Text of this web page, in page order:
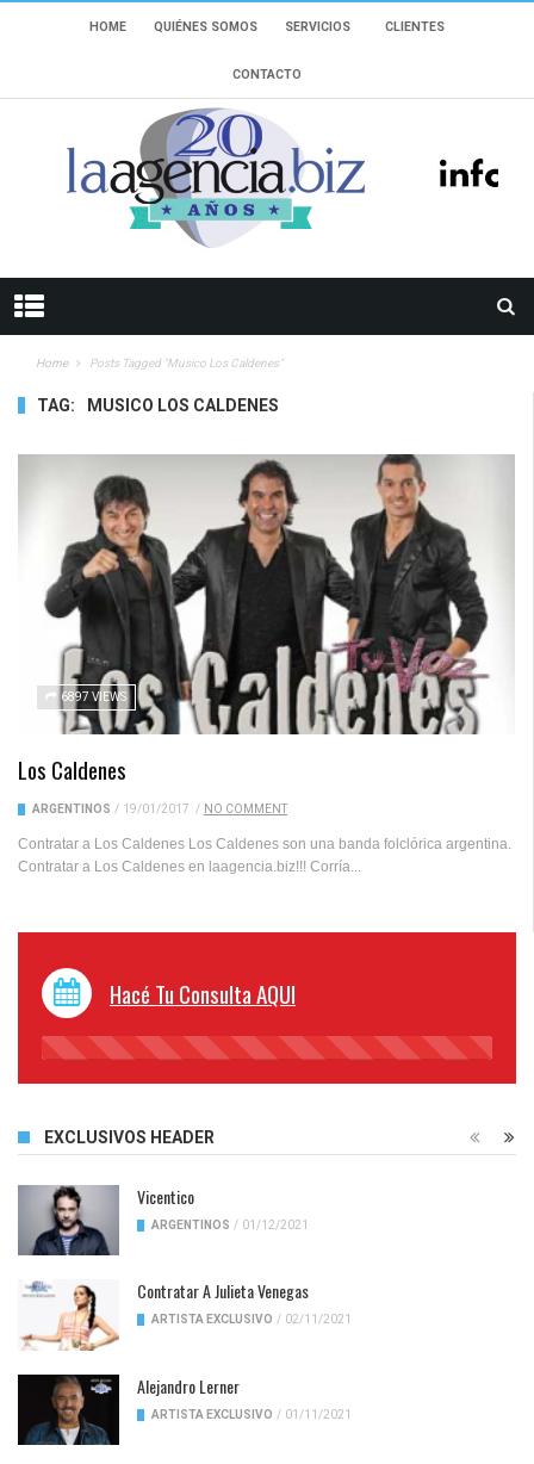
HOME QUIÉNES SOMOS SERVICIOS CLIENTES
CONTACTO
Home Posts Tagged "musico Los Caldenes"
TAG: MUSICO LOS CALDENES
6897 VIEWS
Los Caldenes
ARGENTINOS / 19/01/2017 / NO COMMENT
Contratar a Los Caldenes Los Caldenes son una banda folclórica argentina.
Contratar a Los Caldenes en laagencia.biz!!! Corría...
Hacé Tu Consulta AQUI
45%
EXCLUSIVOS HEADER
Vicentico
ARGENTINOS / 01/12/2021
Contratar A Julieta Venegas
ARTISTA EXCLUSIVO / 02/11/2021
Alejandro Lerner
ARTISTA EXCLUSIVO / 01/11/2021